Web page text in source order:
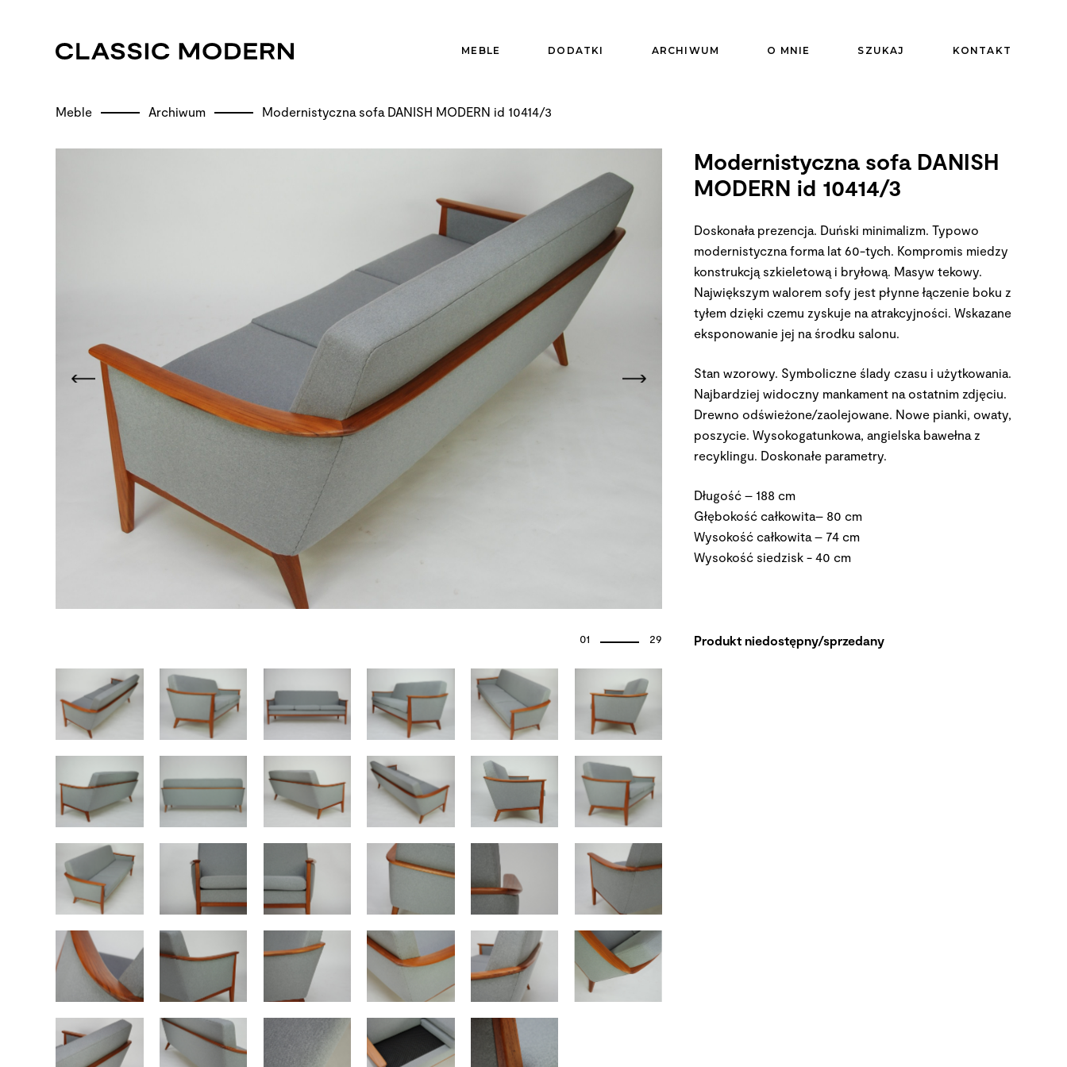
MEBLE DODATKI ARCHIWUM O MNIE SZUKAJ KONTAKT
Meble Archiwum Modernistyczna sofa DANISH MODERN id 10414/3
01 29
Modernistyczna sofa DANISH
MODERN id 10414/3
Doskonała prezencja. Duński minimalizm. Typowo
modernistyczna forma lat 60-tych. Kompromis miedzy
konstrukcją szkieletową i bryłową. Masyw tekowy.
Największym walorem sofy jest płynne łączenie boku z
tyłem dzięki czemu zyskuje na atrakcyjności. Wskazane
eksponowanie jej na środku salonu.
Stan wzorowy. Symboliczne ślady czasu i użytkowania.
Najbardziej widoczny mankament na ostatnim zdjęciu.
Drewno odświeżone/zaolejowane. Nowe pianki, owaty,
poszycie. Wysokogatunkowa, angielska bawełna z
recyklingu. Doskonałe parametry.
Długość – 188 cm
Głębokość całkowita– 80 cm
Wysokość całkowita – 74 cm
Wysokość siedzisk - 40 cm
Produkt niedostępny/sprzedany